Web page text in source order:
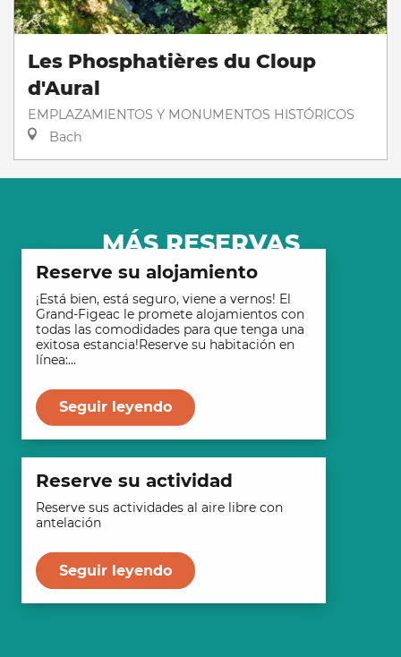
Les Phosphatières du Cloup
d'Aural
EMPLAZAMIENTOS Y MONUMENTOS HISTÓRICOS
Bach
MÁS RESERVAS
Reserve su alojamiento
¡Está bien, está seguro, viene a vernos! El
Grand-Figeac le promete alojamientos con
todas las comodidades para que tenga una
exitosa estancia!Reserve su habitación en
línea:...
Seguir leyendo
Reserve su actividad
Reserve sus actividades al aire libre con
antelación
Seguir leyendo